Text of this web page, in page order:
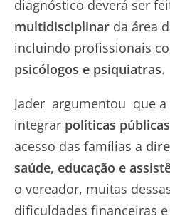
diagnóstico deverá ser
multidisciplinar da área
incluindo profissionais
psicólogos e psiquiatras.
Jader argumentou que a
integrar políticas públicas
acesso das famílias a
saúde, educação e
o vereador, muitas
dificuldades financeiras e